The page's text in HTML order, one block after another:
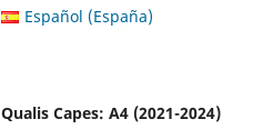
Español (España)
Qualis Capes: A4 (2021-2024)